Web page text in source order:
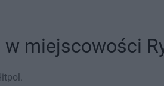
miejscowości